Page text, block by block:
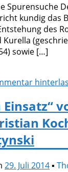
Spurensuche
kundig das
des
Kurella
sowie […]
Einsatz“
29. Juli 2014▪